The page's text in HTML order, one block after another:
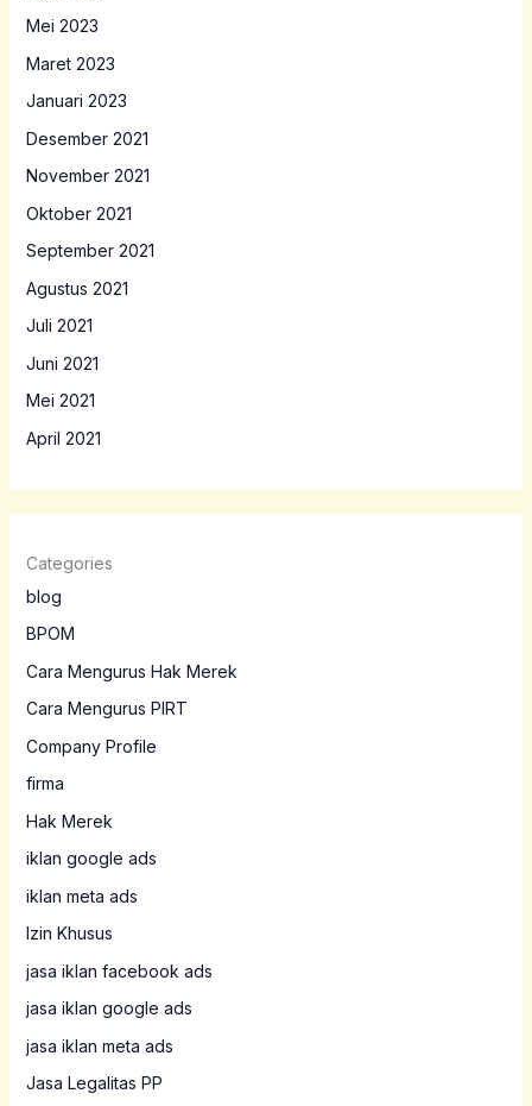
Mei 2023
Maret 2023
Januari 2023
Desember 2021
November 2021
Oktober 2021
September 2021
Agustus 2021
Juli 2021
Juni 2021
Mei 2021
April 2021
Categories
blog
BPOM
Cara Mengurus Hak Merek
Cara Mengurus PIRT
Company Profile
firma
Hak Merek
iklan google ads
iklan meta ads
Izin Khusus
jasa iklan facebook ads
jasa iklan google ads
jasa iklan meta ads
Jasa Legalitas PP